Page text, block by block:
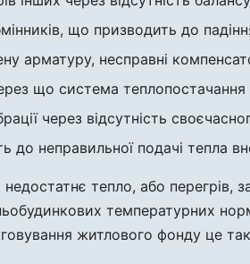
що призводить до
арматуру, несправні
що система
через відсутність
до неправильної подачі тепла
тепло, або
температурних
житлового фонду це